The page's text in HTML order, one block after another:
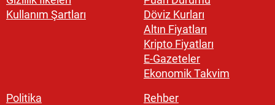
Kullanım Şartları
Döviz Kurları
Altın Fiyatları
Kripto Fiyatları
E-Gazeteler
Ekonomik Takvim
Politika
Rehber